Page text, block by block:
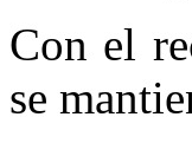
Con el
se